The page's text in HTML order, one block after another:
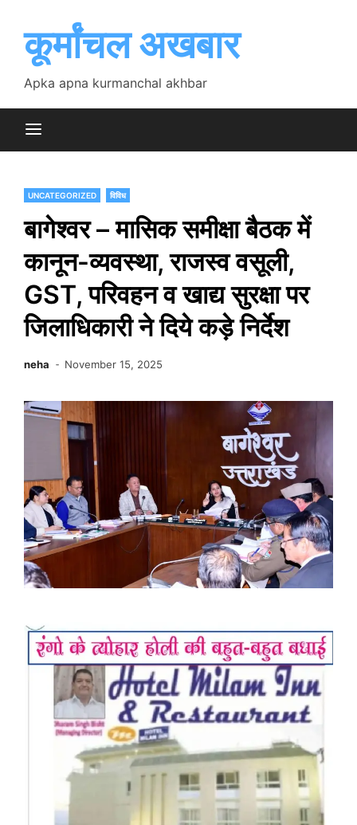
contentकूर्मांचल अखबार
Apka apna kurmanchal akhbar
UNCATEGORIZED विविध
बागेश्वर – मासिक समीक्षा बैठक में
कानून-व्यवस्था, राजस्व वसूली,
GST, परिवहन व खाद्य सुरक्षा पर
जिलाधिकारी ने दिये कड़े निर्देश
neha November 15, 2025